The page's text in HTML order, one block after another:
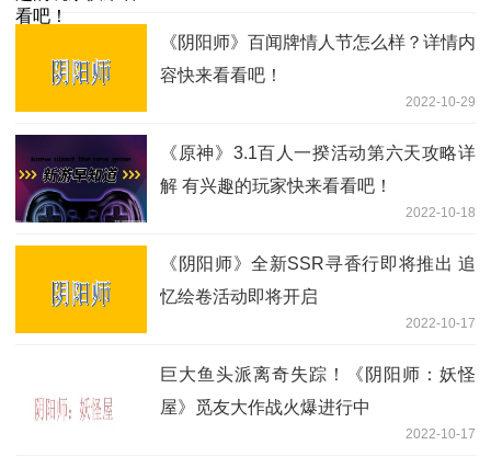
《阴阳师》百闻牌情人节怎么样？详情内
容快来看看吧！
2022-10-29
《原神》3.1百人一揆活动第六天攻略详
解 有兴趣的玩家快来看看吧！
2022-10-18
《阴阳师》全新SSR寻香行即将推出 追
忆绘卷活动即将开启
2022-10-17
巨大鱼头派离奇失踪！《阴阳师：妖怪
屋》觅友大作战火爆进行中
2022-10-17